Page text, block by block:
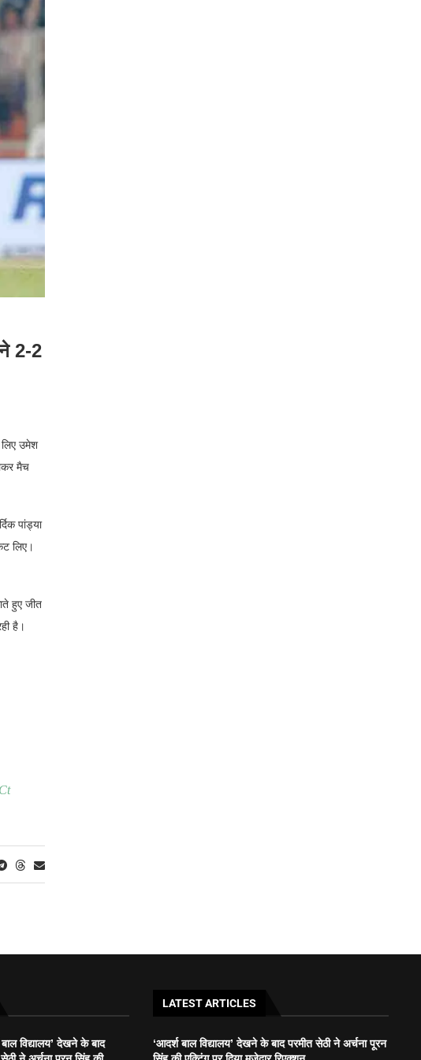
2-2
उमेश
मैच
पांड्या
लिए।
हुए जीत
है।
विद्यालय’ देखने के बाद
LATEST ARTICLES
‘आदर्श बाल विद्यालय’ देखने के बाद परमीत सेठी ने अर्चना पूरन